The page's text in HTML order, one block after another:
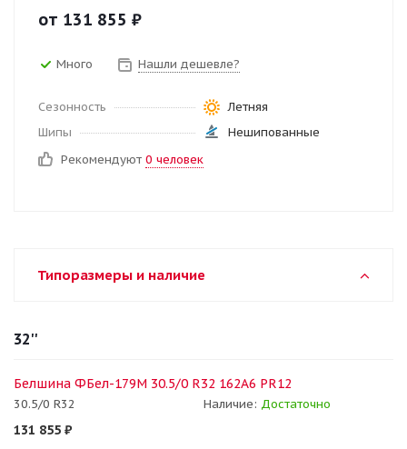
от 131 855 ₽
Много Нашли дешевле?
Сезонность
Летняя
Шипы
Нешипованные
Рекомендуют 0 человек
Типоразмеры и наличие
32''
Белшина ФБел-179М 30.5/0 R32 162A6 PR12
30.5/0 R32 Наличие: Достаточно
131 855 ₽